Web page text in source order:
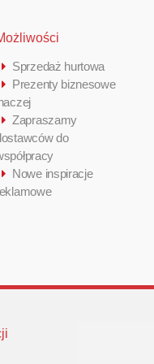
Sprzedaż hurtowa
Prezenty biznesowe
Zapraszamy
do
Nowe inspiracje